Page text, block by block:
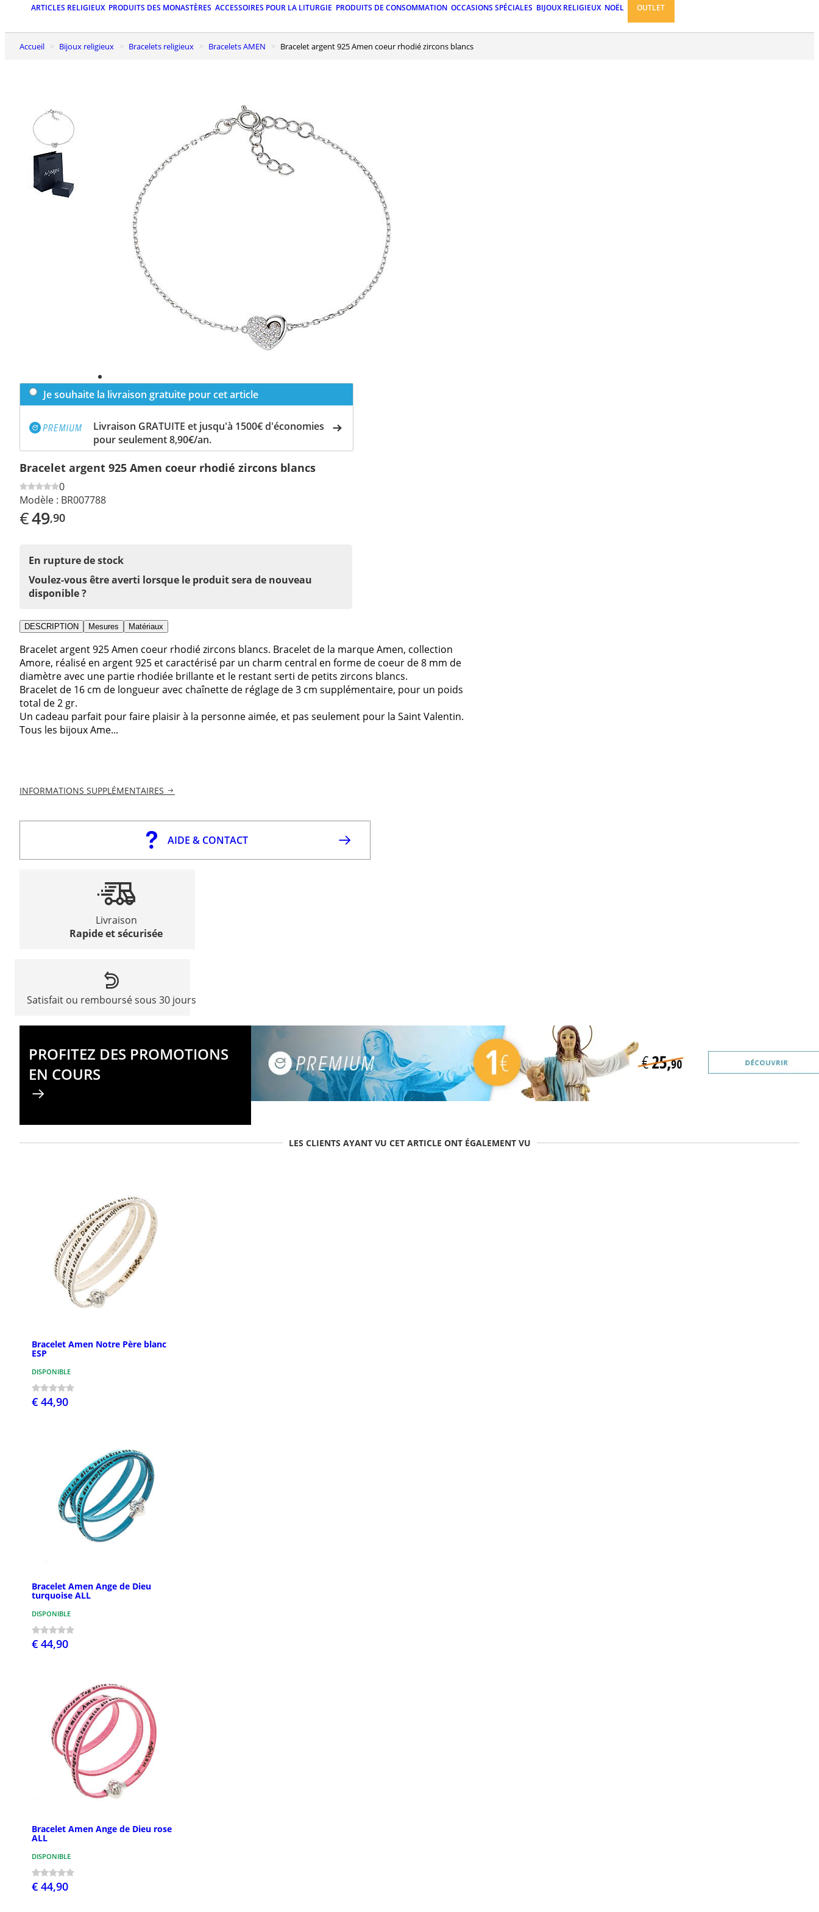
ARTICLES RELIGIEUX PRODUITS DES MONASTÈRES ACCESSOIRES POUR LA LITURGIE PRODUITS DE CONSOMMATION OCCASIONS SPÉCIALES BIJOUX RELIGIEUX NOËL OUTLET
Accueil Bijoux religieux Bracelets religieux Bracelets AMEN Bracelet argent 925 Amen coeur rhodié zircons blancs
Je souhaite la livraison gratuite pour cet article
Livraison GRATUITE et jusqu'à 1500€ d'économies
pour seulement 8,90€/an.
Bracelet argent 925 Amen coeur rhodié zircons blancs
0
Modèle : BR007788
€49,90
En rupture de stock
Voulez-vous être averti lorsque le produit sera de nouveau
disponible ?
DESCRIPTION Mesures Matériaux
Bracelet argent 925 Amen coeur rhodié zircons blancs. Bracelet de la marque Amen, collection
Amore, réalisé en argent 925 et caractérisé par un charm central en forme de coeur de 8 mm de
diamètre avec une partie rhodiée brillante et le restant serti de petits zircons blancs.
Bracelet de 16 cm de longueur avec chaînette de réglage de 3 cm supplémentaire, pour un poids
total de 2 gr.
Un cadeau parfait pour faire plaisir à la personne aimée, et pas seulement pour la Saint Valentin.
Tous les bijoux Ame...
INFORMATIONS SUPPLÉMENTAIRES
AIDE & CONTACT
Livraison
Rapide et sécurisée
Satisfait ou remboursé sous 30 jours
PROFITEZ DES PROMOTIONS
EN COURS
LES CLIENTS AYANT VU CET ARTICLE ONT ÉGALEMENT VU
Bracelet Amen Notre Père blanc
ESP
DISPONIBLE
€ 44,90
Bracelet Amen Ange de Dieu
turquoise ALL
DISPONIBLE
€ 44,90
Bracelet Amen Ange de Dieu rose
ALL
DISPONIBLE
€ 44,90